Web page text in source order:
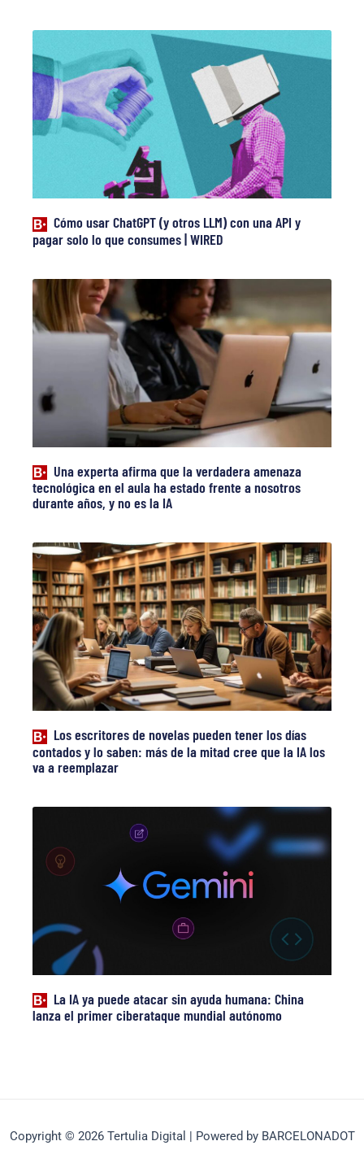
Cómo usar ChatGPT (y otros LLM) con una API y
pagar solo lo que consumes | WIRED
Una experta afirma que la verdadera amenaza
tecnológica en el aula ha estado frente a nosotros
durante años, y no es la IA
Los escritores de novelas pueden tener los días
contados y lo saben: más de la mitad cree que la IA los
va a reemplazar
La IA ya puede atacar sin ayuda humana: China
lanza el primer ciberataque mundial autónomo
Copyright © 2026 Tertulia Digital | Powered by BARCELONADOT